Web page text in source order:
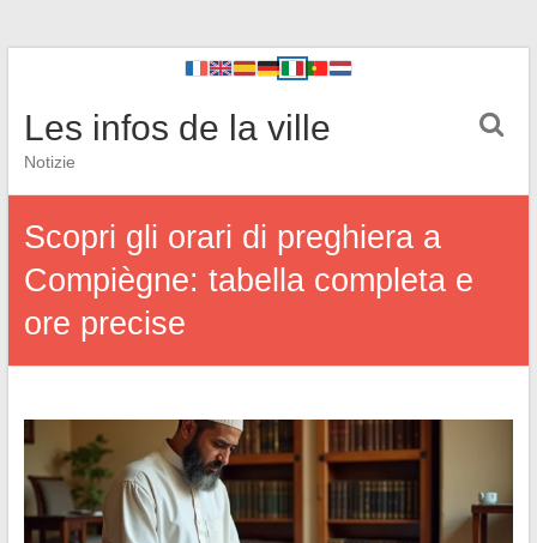
Les infos de la ville
Notizie
Scopri gli orari di preghiera a
Compiègne: tabella completa e
ore precise